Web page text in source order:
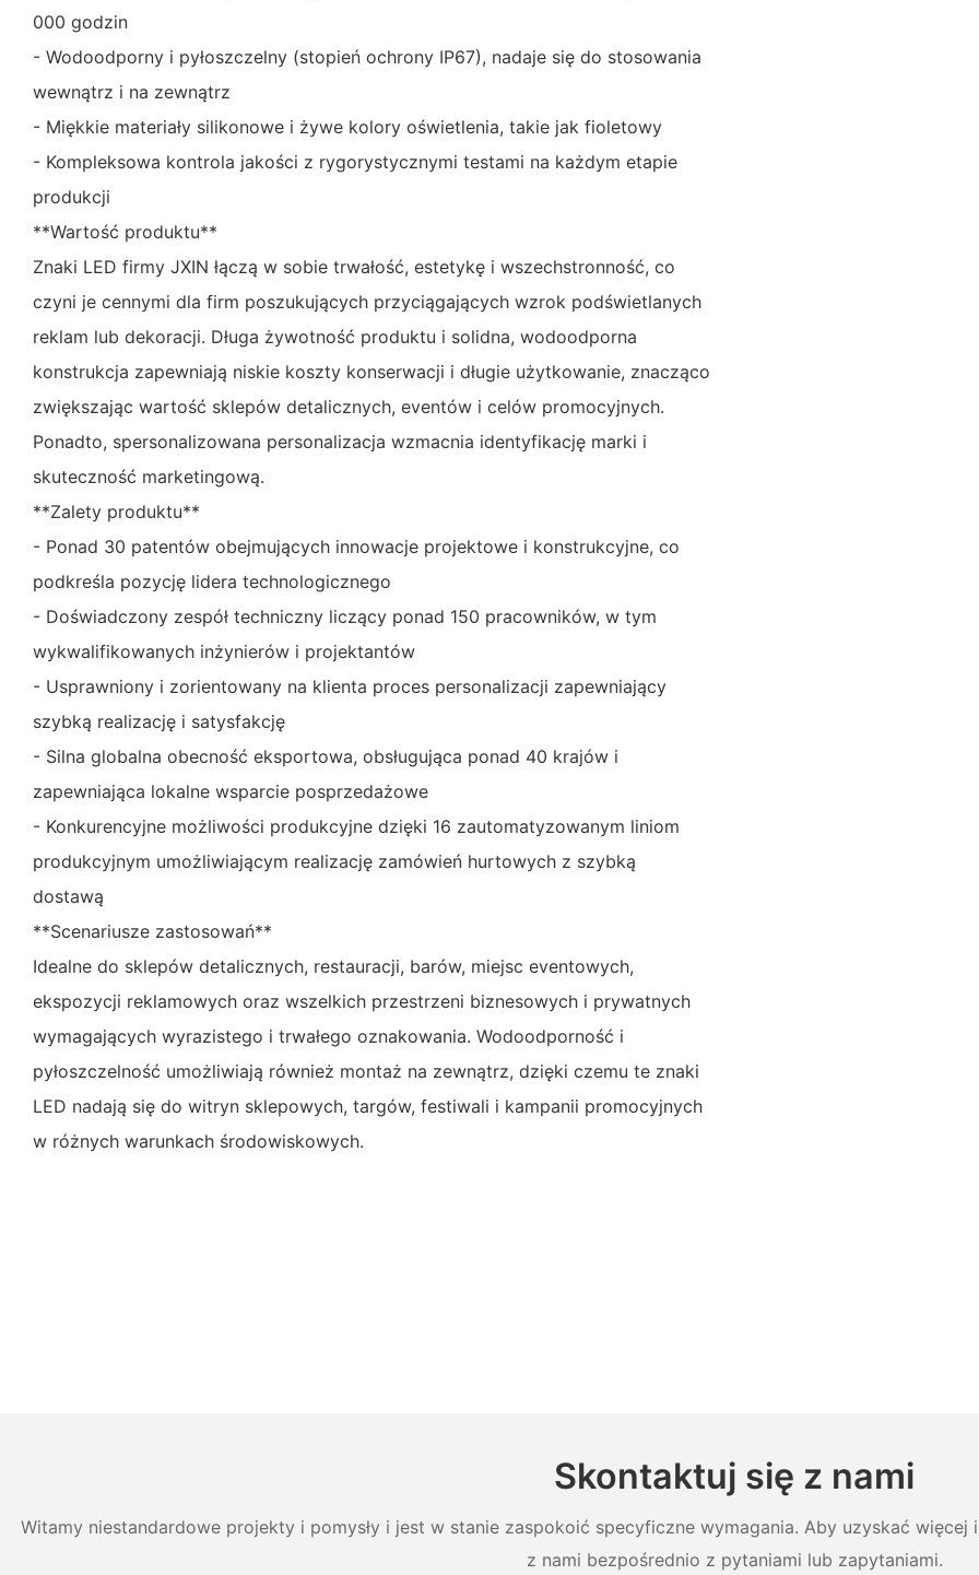
000 godzin
- Wodoodporny i pyłoszczelny (stopień ochrony IP67), nadaje się do stosowania
wewnątrz i na zewnątrz
- Miękkie materiały silikonowe i żywe kolory oświetlenia, takie jak fioletowy
- Kompleksowa kontrola jakości z rygorystycznymi testami na każdym etapie
produkcji
**Wartość produktu**
Znaki LED firmy JXIN łączą w sobie trwałość, estetykę i wszechstronność, co
czyni je cennymi dla firm poszukujących przyciągających wzrok podświetlanych
reklam lub dekoracji. Długa żywotność produktu i solidna, wodoodporna
konstrukcja zapewniają niskie koszty konserwacji i długie użytkowanie, znacząco
zwiększając wartość sklepów detalicznych, eventów i celów promocyjnych.
Ponadto, spersonalizowana personalizacja wzmacnia identyfikację marki i
skuteczność marketingową.
**Zalety produktu**
- Ponad 30 patentów obejmujących innowacje projektowe i konstrukcyjne, co
podkreśla pozycję lidera technologicznego
- Doświadczony zespół techniczny liczący ponad 150 pracowników, w tym
wykwalifikowanych inżynierów i projektantów
- Usprawniony i zorientowany na klienta proces personalizacji zapewniający
szybką realizację i satysfakcję
- Silna globalna obecność eksportowa, obsługująca ponad 40 krajów i
zapewniająca lokalne wsparcie posprzedażowe
- Konkurencyjne możliwości produkcyjne dzięki 16 zautomatyzowanym liniom
produkcyjnym umożliwiającym realizację zamówień hurtowych z szybką
dostawą
**Scenariusze zastosowań**
Idealne do sklepów detalicznych, restauracji, barów, miejsc eventowych,
ekspozycji reklamowych oraz wszelkich przestrzeni biznesowych i prywatnych
wymagających wyrazistego i trwałego oznakowania. Wodoodporność i
pyłoszczelność umożliwiają również montaż na zewnątrz, dzięki czemu te znaki
LED nadają się do witryn sklepowych, targów, festiwali i kampanii promocyjnych
w różnych warunkach środowiskowych.
Skontaktuj się z nami
Witamy niestandardowe projekty i pomysły i jest w stanie zaspokoić specyficzne wymagania. Aby uzyskać
z nami bezpośrednio z pytaniami lub zapytaniami.